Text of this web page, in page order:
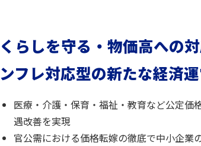
くらしを守る・物価高への
ンフレ対応型の新たな経済
医療・介護・保育・福祉・教育など公定価
遇改善を実現
官公需における価格転嫁の徹底で中小企業